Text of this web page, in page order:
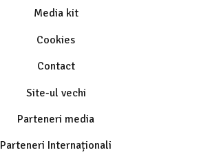
Media kit
Cookies
Contact
Site-ul vechi
Parteneri media
Parteneri Internaționali